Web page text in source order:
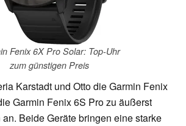
Fenix 6X Pro Solar: Top-Uhr
zum günstigen Preis
Karstadt und Otto die Garmin Fenix
Garmin Fenix 6S Pro zu äußerst
Beide Geräte bringen eine starke